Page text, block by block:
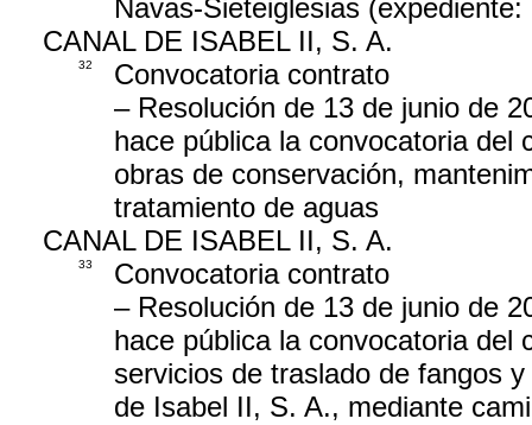
Navas-Sieteiglesias
CANAL DE ISABEL II, S. A.
32
Convocatoria contrato
– Resolución de 13 de junio de
hace pública la convocatoria del
obras de conservación,
tratamiento de aguas
CANAL DE ISABEL II, S. A.
33
Convocatoria contrato
– Resolución de 13 de junio de
hace pública la convocatoria del
servicios de traslado de fangos
de Isabel II, S. A., mediante